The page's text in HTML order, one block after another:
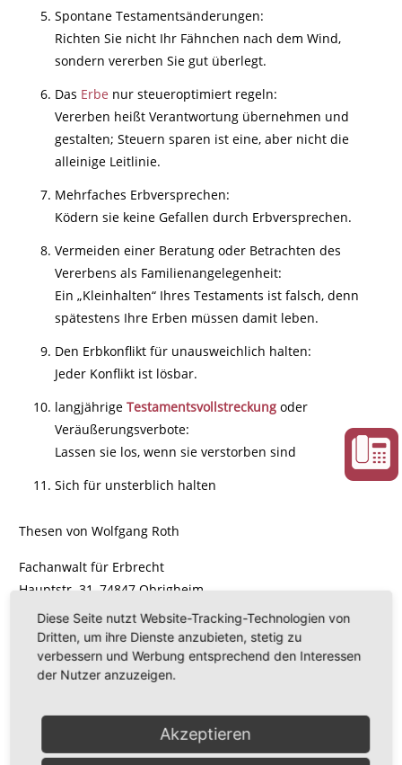
Spontane Testamentsänderungen:
Richten Sie nicht Ihr Fähnchen nach dem Wind,
sondern vererben Sie gut überlegt.
Das Erbe nur steueroptimiert regeln:
Vererben heißt Verantwortung übernehmen und
gestalten; Steuern sparen ist eine, aber nicht die
alleinige Leitlinie.
Mehrfaches Erbversprechen:
Ködern sie keine Gefallen durch Erbversprechen.
Vermeiden einer Beratung oder Betrachten des
Vererbens als Familienangelegenheit:
Ein „Kleinhalten“ Ihres Testaments ist falsch, denn
spätestens Ihre Erben müssen damit leben.
Den Erbkonflikt für unausweichlich halten:
Jeder Konflikt ist lösbar.
langjährigeTestamentsvollstreckungoder
Veräußerungsverbote:
Lassen sie los, wenn sie verstorben sind
Sich für unsterblich halten
Thesen von Wolfgang Roth
Fachanwalt für Erbrecht
Hauptstr. 31, 74847 Obrigheim
← zurück
Diese Seite nutzt Website-Tracking-Technologien von
Dritten, um ihre Dienste anzubieten, stetig zu
verbessern und Werbung entsprechend den Interessen
der Nutzer anzuzeigen.
Akzeptieren